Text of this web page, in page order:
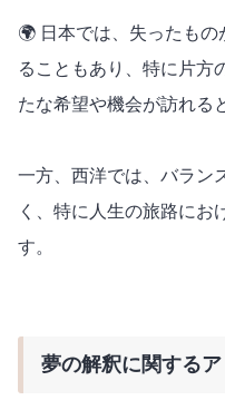
🌍 日本では、失ったも
ることもあり、特に片方
たな希望や機会が訪れる
一方、西洋では、バラン
く、特に人生の旅路にお
す。
夢の解釈に関する